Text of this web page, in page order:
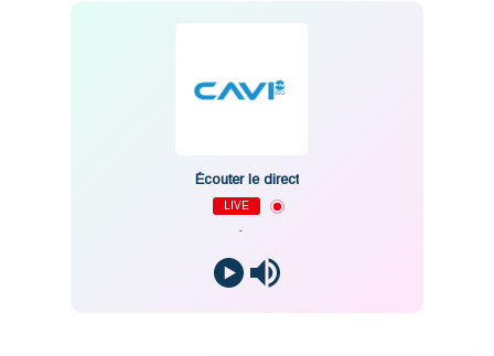
Écouter le direct
LIVE